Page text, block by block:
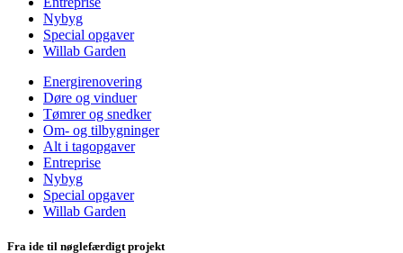
Nybyg
Special opgaver
Willab Garden
Energirenovering
Døre og vinduer
Tømrer og snedker
Om- og tilbygninger
Alt i tagopgaver
Entreprise
Nybyg
Special opgaver
Willab Garden
Fra ide til nøglefærdigt projekt